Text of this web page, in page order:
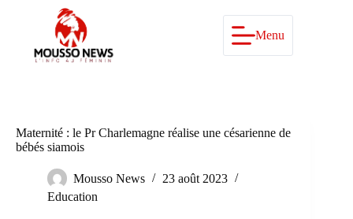
Menu
Maternité : le Pr Charlemagne réalise une césarienne de
bébés siamois
Mousso News
23 août 2023
Education